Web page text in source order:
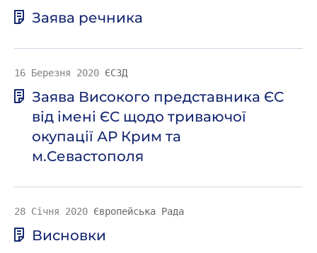
Заява речника
16 Березня 2020 ЄСЗД
Заява Високого представника ЄС
від імені ЄС щодо триваючої
окупації АР Крим та
м.Севастополя
28 Січня 2020 Європейська Рада
Висновки